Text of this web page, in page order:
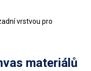
vrstvou pro
materiálů